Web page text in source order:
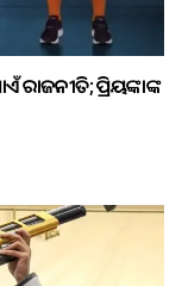
ପ୍ରିୟଙ୍କାଙ୍କ